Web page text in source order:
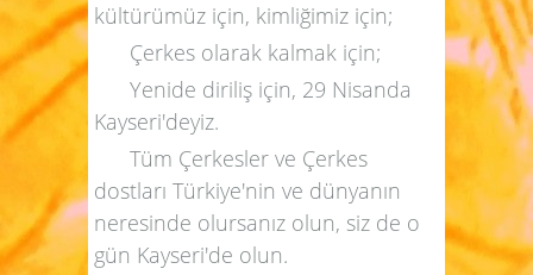
kültürümüz için, kimliğimiz için;
Çerkes olarak kalmak için;
Yenide diriliş için, 29 Nisanda
Kayseri'deyiz.
Tüm Çerkesler ve Çerkes
dostları Türkiye'nin ve dünyanın
neresinde olursanız olun, siz de o
gün Kayseri'de olun.